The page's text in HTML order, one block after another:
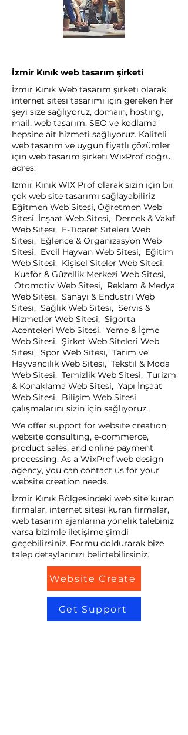
İzmir Kınık web tasarım şirketi
İzmir Kınık Web tasarım şirketi olarak
internet sitesi tasarımı için gereken her
şeyi size sağlıyoruz, domain, hosting,
mail, web tasarım, SEO ve kodlama
hepsine ait hizmeti sağlıyoruz. Kaliteli
web tasarım ve uygun fiyatlı çözümler
için web tasarım şirketi WixProf doğru
adres.
İzmir Kınık WİX Prof olarak sizin için bir
çok web site tasarımı sağlayabiliriz
Eğitmen Web Sitesi, Öğretmen Web
Sitesi, İnşaat Web Sitesi, Dernek & Vakıf
Web Sitesi, E-Ticaret Siteleri Web
Sitesi, Eğlence & Organizasyon Web
Sitesi, Evcil Hayvan Web Sitesi, Eğitim
Web Sitesi, Kişisel Siteler Web Sitesi,
Kuaför & Güzellik Merkezi Web Sitesi,
Otomotiv Web Sitesi, Reklam & Medya
Web Sitesi, Sanayi & Endüstri Web
Sitesi, Sağlık Web Sitesi, Servis &
Hizmetler Web Sitesi, Sigorta
Acenteleri Web Sitesi, Yeme & İçme
Web Sitesi, Şirket Web Siteleri Web
Sitesi, Spor Web Sitesi, Tarım ve
Hayvancılık Web Sitesi, Tekstil & Moda
Web Sitesi, Temizlik Web Sitesi, Turizm
& Konaklama Web Sitesi, Yapı İnşaat
Web Sitesi, Bilişim Web Sitesi
çalışmalarını sizin için sağlıyoruz.
We offer support for website creation,
website consulting, e-commerce,
product sales, and online payment
processing. As a WixProf web design
agency, you can contact us for your
website creation needs.
İzmir Kınık Bölgesindeki web site kuran
firmalar, internet sitesi kuran firmalar,
web tasarım ajanlarına yönelik talebiniz
varsa bizimle iletişime şimdi
geçebilirsiniz. Formu doldurarak bize
talep detaylarınızı belirtebilirsiniz.
Website Create
Get Support